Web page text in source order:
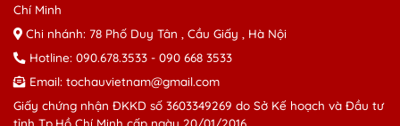
Chí Minh
Chi nhánh: 78 Phố Duy Tân , Cầu Giấy , Hà Nội
Hotline: 090.678.3533 - 090 668 3533
Email: tochauvietnam@gmail.com
Giấy chứng nhận ĐKKD số 3603349269 do Sở Kế hoạch và Đầu tư
tỉnh Tp.Hồ Chí Minh cấp ngày 20/01/2016